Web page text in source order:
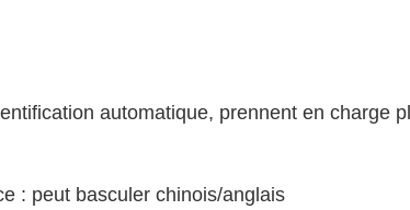
automatique, prennent en charge
: peut basculer chinois/anglais